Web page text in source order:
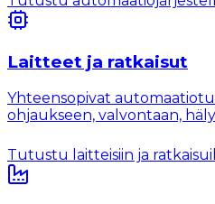
Laitteet ja ratkaisut
Yhteensopivat
ohjaukseen, valvontaan,
Tutustu laitteisiin ja